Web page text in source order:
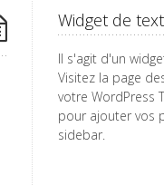
Widget de
Il s'agit d'un
Visitez la page
votre WordPress
pour ajouter vos
sidebar.